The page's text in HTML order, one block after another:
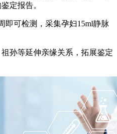
定报告。
即可检测，采集孕妇15ml静脉
孙等延伸亲缘关系，拓展鉴定